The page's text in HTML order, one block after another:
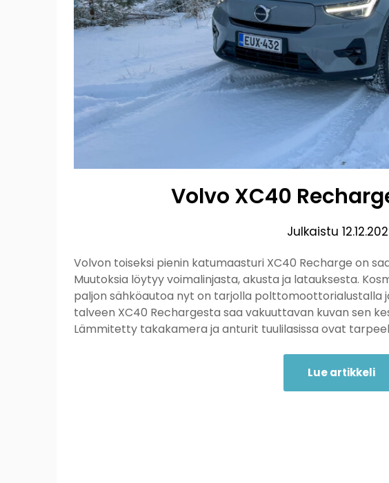
Volvo XC40
Julkaistu
Volvon toiseksi pienin katumaasturi XC40 Recharge on
Muutoksia löytyy voimalinjasta, akusta ja latauksesta.
paljon sähköautoa nyt on tarjolla polttomoottorialustalla
talveen XC40 Rechargesta saa vakuuttavan kuvan sen
Lämmitetty takakamera ja anturit tuulilasissa ovat
Lue artikkeli